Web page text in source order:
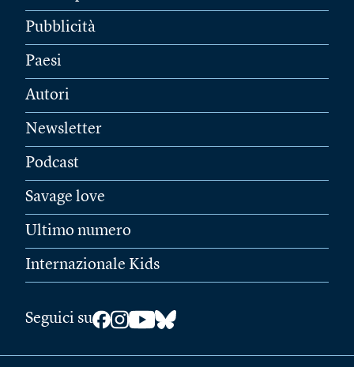
Pubblicità
Paesi
Autori
Newsletter
Podcast
Savage love
Ultimo numero
Internazionale Kids
Seguici su